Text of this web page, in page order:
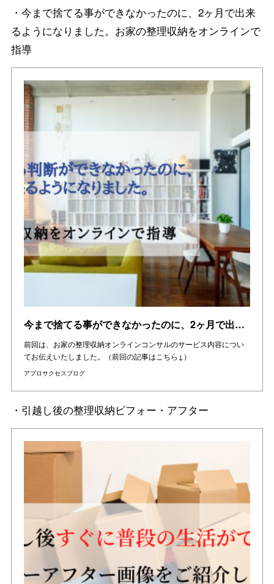
・今まで捨てる事ができなかったのに、2ヶ月で出来
るようになりました。お家の整理収納をオンラインで
指導
今まで捨てる事ができなかったのに、2ヶ月で出来るようになりました。お家の整理収納をオンラインで指導
前回は、お家の整理収納オンラインコンサルのサービス内容につい
てお伝えいたしました。（前回の記事はこちら↓）
アプロサクセスブログ
・引越し後の整理収納ビフォー・アフター